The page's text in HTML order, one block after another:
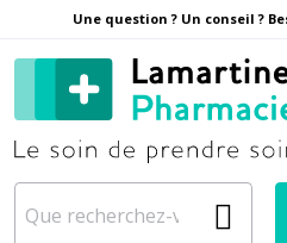
Une question ? Un conseil ?